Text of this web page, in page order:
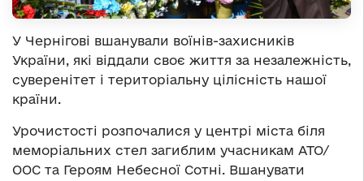
У Чернігові вшанували воїнів-захисників
України, які віддали своє життя за незалежність,
суверенітет і територіальну цілісність нашої
країни.
Урочистості розпочалися у центрі міста біля
меморіальних стел загиблим учасникам АТО/
ООС та Героям Небесної Сотні. Вшанувати